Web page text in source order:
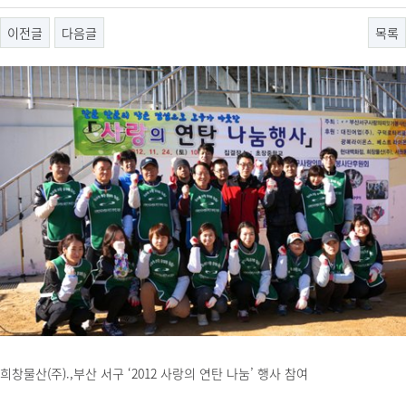
이전글 다음글 목록
희창물산(주).,부산 서구 ‘2012 사랑의 연탄 나눔’ 행사 참여